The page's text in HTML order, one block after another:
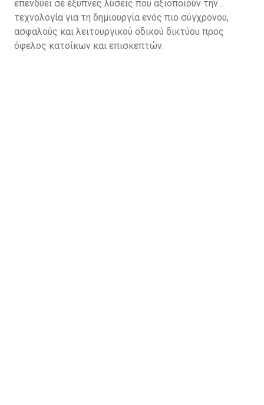
επενδύει σε έξυπνες λύσεις που αξιοποιούν την
τεχνολογία για τη δημιουργία ενός πιο σύγχρονου,
ασφαλούς και λειτουργικού οδικού δικτύου προς
όφελος κατοίκων και επισκεπτών.